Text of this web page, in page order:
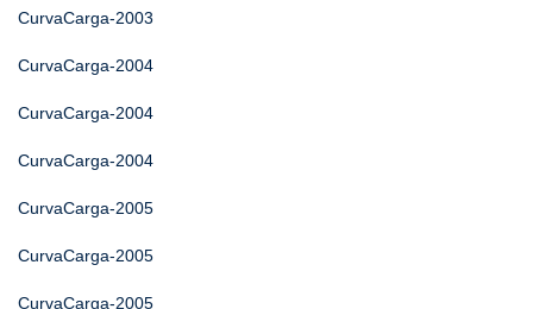
CurvaCarga-2003
CurvaCarga-2004
CurvaCarga-2004
CurvaCarga-2004
CurvaCarga-2005
CurvaCarga-2005
CurvaCarga-2005